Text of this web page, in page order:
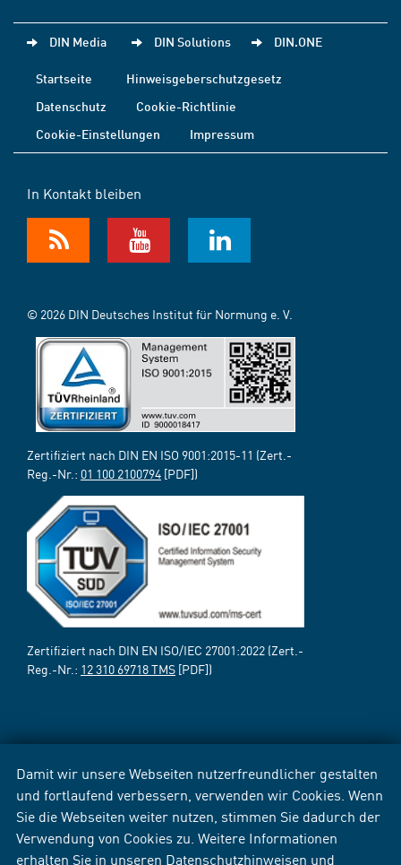
Damit wir unsere Webseiten nutzerfreundlicher gestalten
und fortlaufend verbessern, verwenden wir Cookies. Wenn
Sie die Webseiten weiter nutzen, stimmen Sie dadurch der
Verwendung von Cookies zu. Weitere Informationen
erhalten Sie in unseren Datenschutzhinweisen und
DIN Media DIN Solutions DIN.ONE
Startseite
Hinweisgeberschutzgesetz
Datenschutz
Cookie-Richtlinie
Cookie-Einstellungen
Impressum
In Kontakt bleiben
© 2026 DIN Deutsches Institut für Normung e. V.
Zertifiziert nach DIN EN ISO 9001:2015-11 (Zert.-
Reg.-Nr.: 01 100 2100794 [PDF])
Zertifiziert nach DIN EN ISO/IEC 27001:2022 (Zert.-
Reg.-Nr.: 12 310 69718 TMS [PDF])